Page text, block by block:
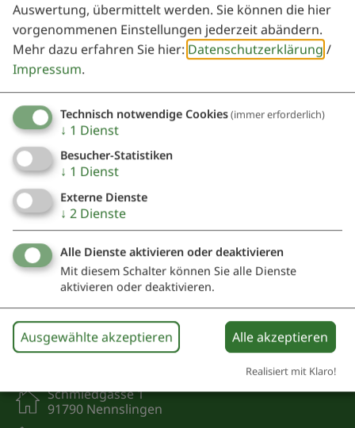
Ich habe die
Absenden
Eine Kopie dieser E-Mail wird an Ihre Adresse verschickt.
Kontakt
Schmiedgasse 1
91790 Nennslingen
Auswertung, übermittelt werden. Sie können die hier
vorgenommenen Einstellungen jederzeit abändern.
Mehr dazu erfahren Sie hier: Datenschutzerklärung /
Impressum.
Technisch notwendige Cookies(immer erforderlich)
↓ 1 Dienst
Besucher-Statistiken
↓ 1 Dienst
Externe Dienste
↓ 2 Dienste
Alle Dienste aktivieren oder deaktivieren
Mit diesem Schalter können Sie alle Dienste
aktivieren oder deaktivieren.
Ausgewählte akzeptieren Alle akzeptieren
Realisiert mit Klaro!